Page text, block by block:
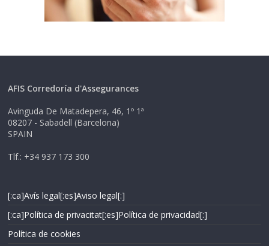
AFIS Corredoría d'Assegurances
Avinguda De Matadepera, 46, 1º 1ª
08207 - Sabadell (Barcelona)
SPAIN
Tlf.: +34 937 173 300
[:ca]Avís legal[:es]Aviso legal[:]
[:ca]Política de privacitat[:es]Política de privacidad[:]
Política de cookies